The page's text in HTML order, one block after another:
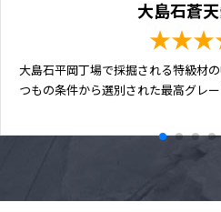
大島石蒼天
大島石平岡丁場で採掘される特級材
つもの条件から選別された最高グレ